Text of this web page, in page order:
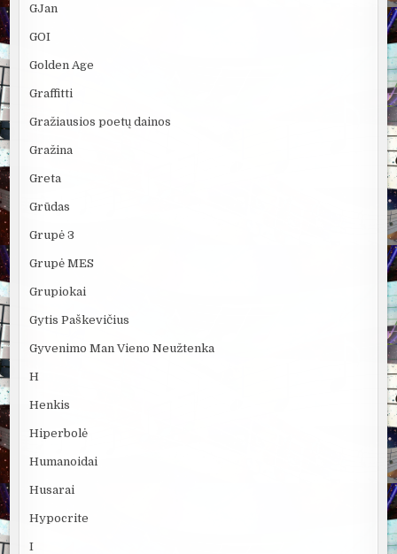
GJan
GOI
Golden Age
Graffitti
Gražiausios poetų dainos
Gražina
Greta
Grūdas
Grupė 3
Grupė MES
Grupiokai
Gytis Paškevičius
Gyvenimo Man Vieno Neužtenka
H
Henkis
Hiperbolė
Humanoidai
Husarai
Hypocrite
I